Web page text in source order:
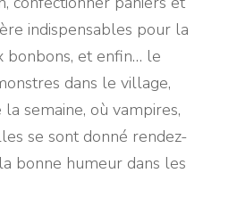
indispensables pour la
bonbons, et enfin… le
dans le village,
semaine, où vampires,
se sont donné rendez-
bonne humeur dans les